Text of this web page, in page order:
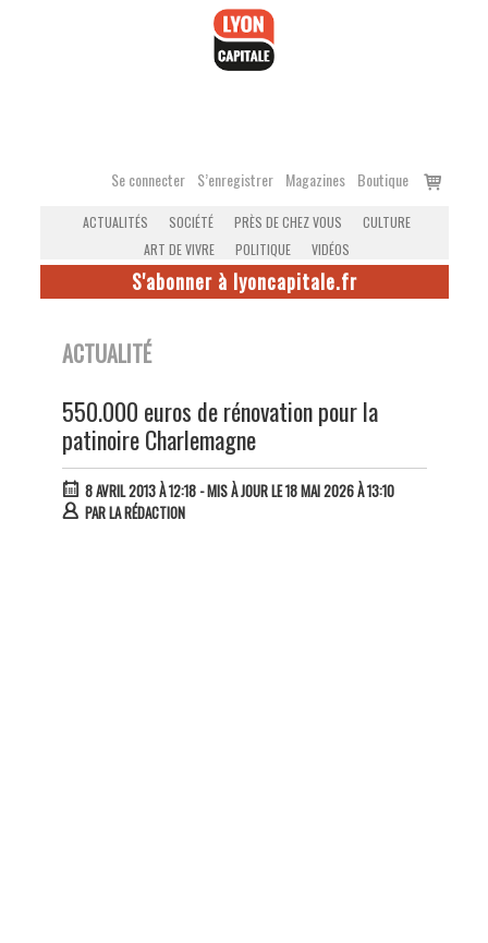
Se connecter S’enregistrer Magazines Boutique
Voir
ACTUALITÉS SOCIÉTÉ PRÈS DE CHEZ VOUS
CULTURE
ART DE VIVRE
POLITIQUE VIDÉOS
S'abonner à lyoncapitale.fr
ACTUALITÉ
550.000 euros de rénovation pour la
patinoire Charlemagne
8 AVRIL 2013 À 12:18- MIS À JOUR LE 18 MAI 2026 À 13:10
PARLA RÉDACTION